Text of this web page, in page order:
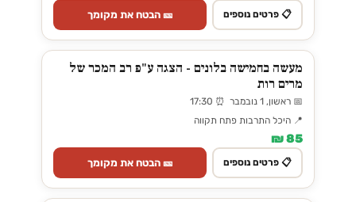
📋 פרטים נוספים 🎫 הבטח את מקומך
מעשה בחמישה בלונים - הצגה ע"פ רב המכר של
מרים רות
📅 ראשון, 1 נובמבר ⏰ 17:30
📍 היכל התרבות פתח תקווה
85 ₪
📋 פרטים נוספים 🎫 הבטח את מקומך